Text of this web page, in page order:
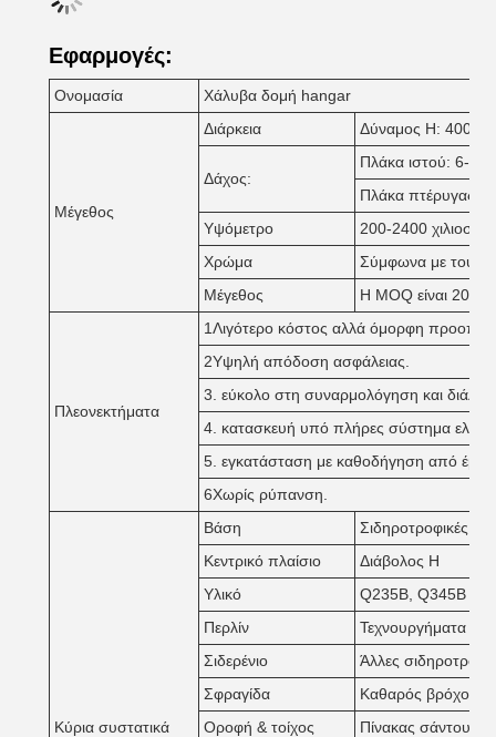
Εφαρμογές:
Ονομασία Χάλυβα δομή hangar
Μέγεθος
Διάρκεια Δύναμος H: 4000-
Δάχος:
Πλάκα ιστού: 6-32
Πλάκα πτέρυγας:
Υψόμετρο
200-2400 χιλιοστά
Χρώμα
Σύμφωνα με τους
Μέγεθος
Η MOQ είναι 200
Πλεονεκτήματα
1Λιγότερο κόστος αλλά όμορφη
2Υψηλή απόδοση ασφάλειας.
3. εύκολο στη συναρμολόγηση και
4. κατασκευή υπό πλήρες σύστημα
5. εγκατάσταση με καθοδήγηση από
6Χωρίς ρύπανση.
Κύρια συστατικά
Βάση
Σιδηροτροφικές
Κεντρικό πλαίσιο
Διάβολος H
Υλικό
Q235B, Q345B ή
Περλίν
Τεχνουργήματα
Σιδερένιο
Άλλες
Σφραγίδα
Καθαρός βρόχος
Οροφή & τοίχος
Πίνακας